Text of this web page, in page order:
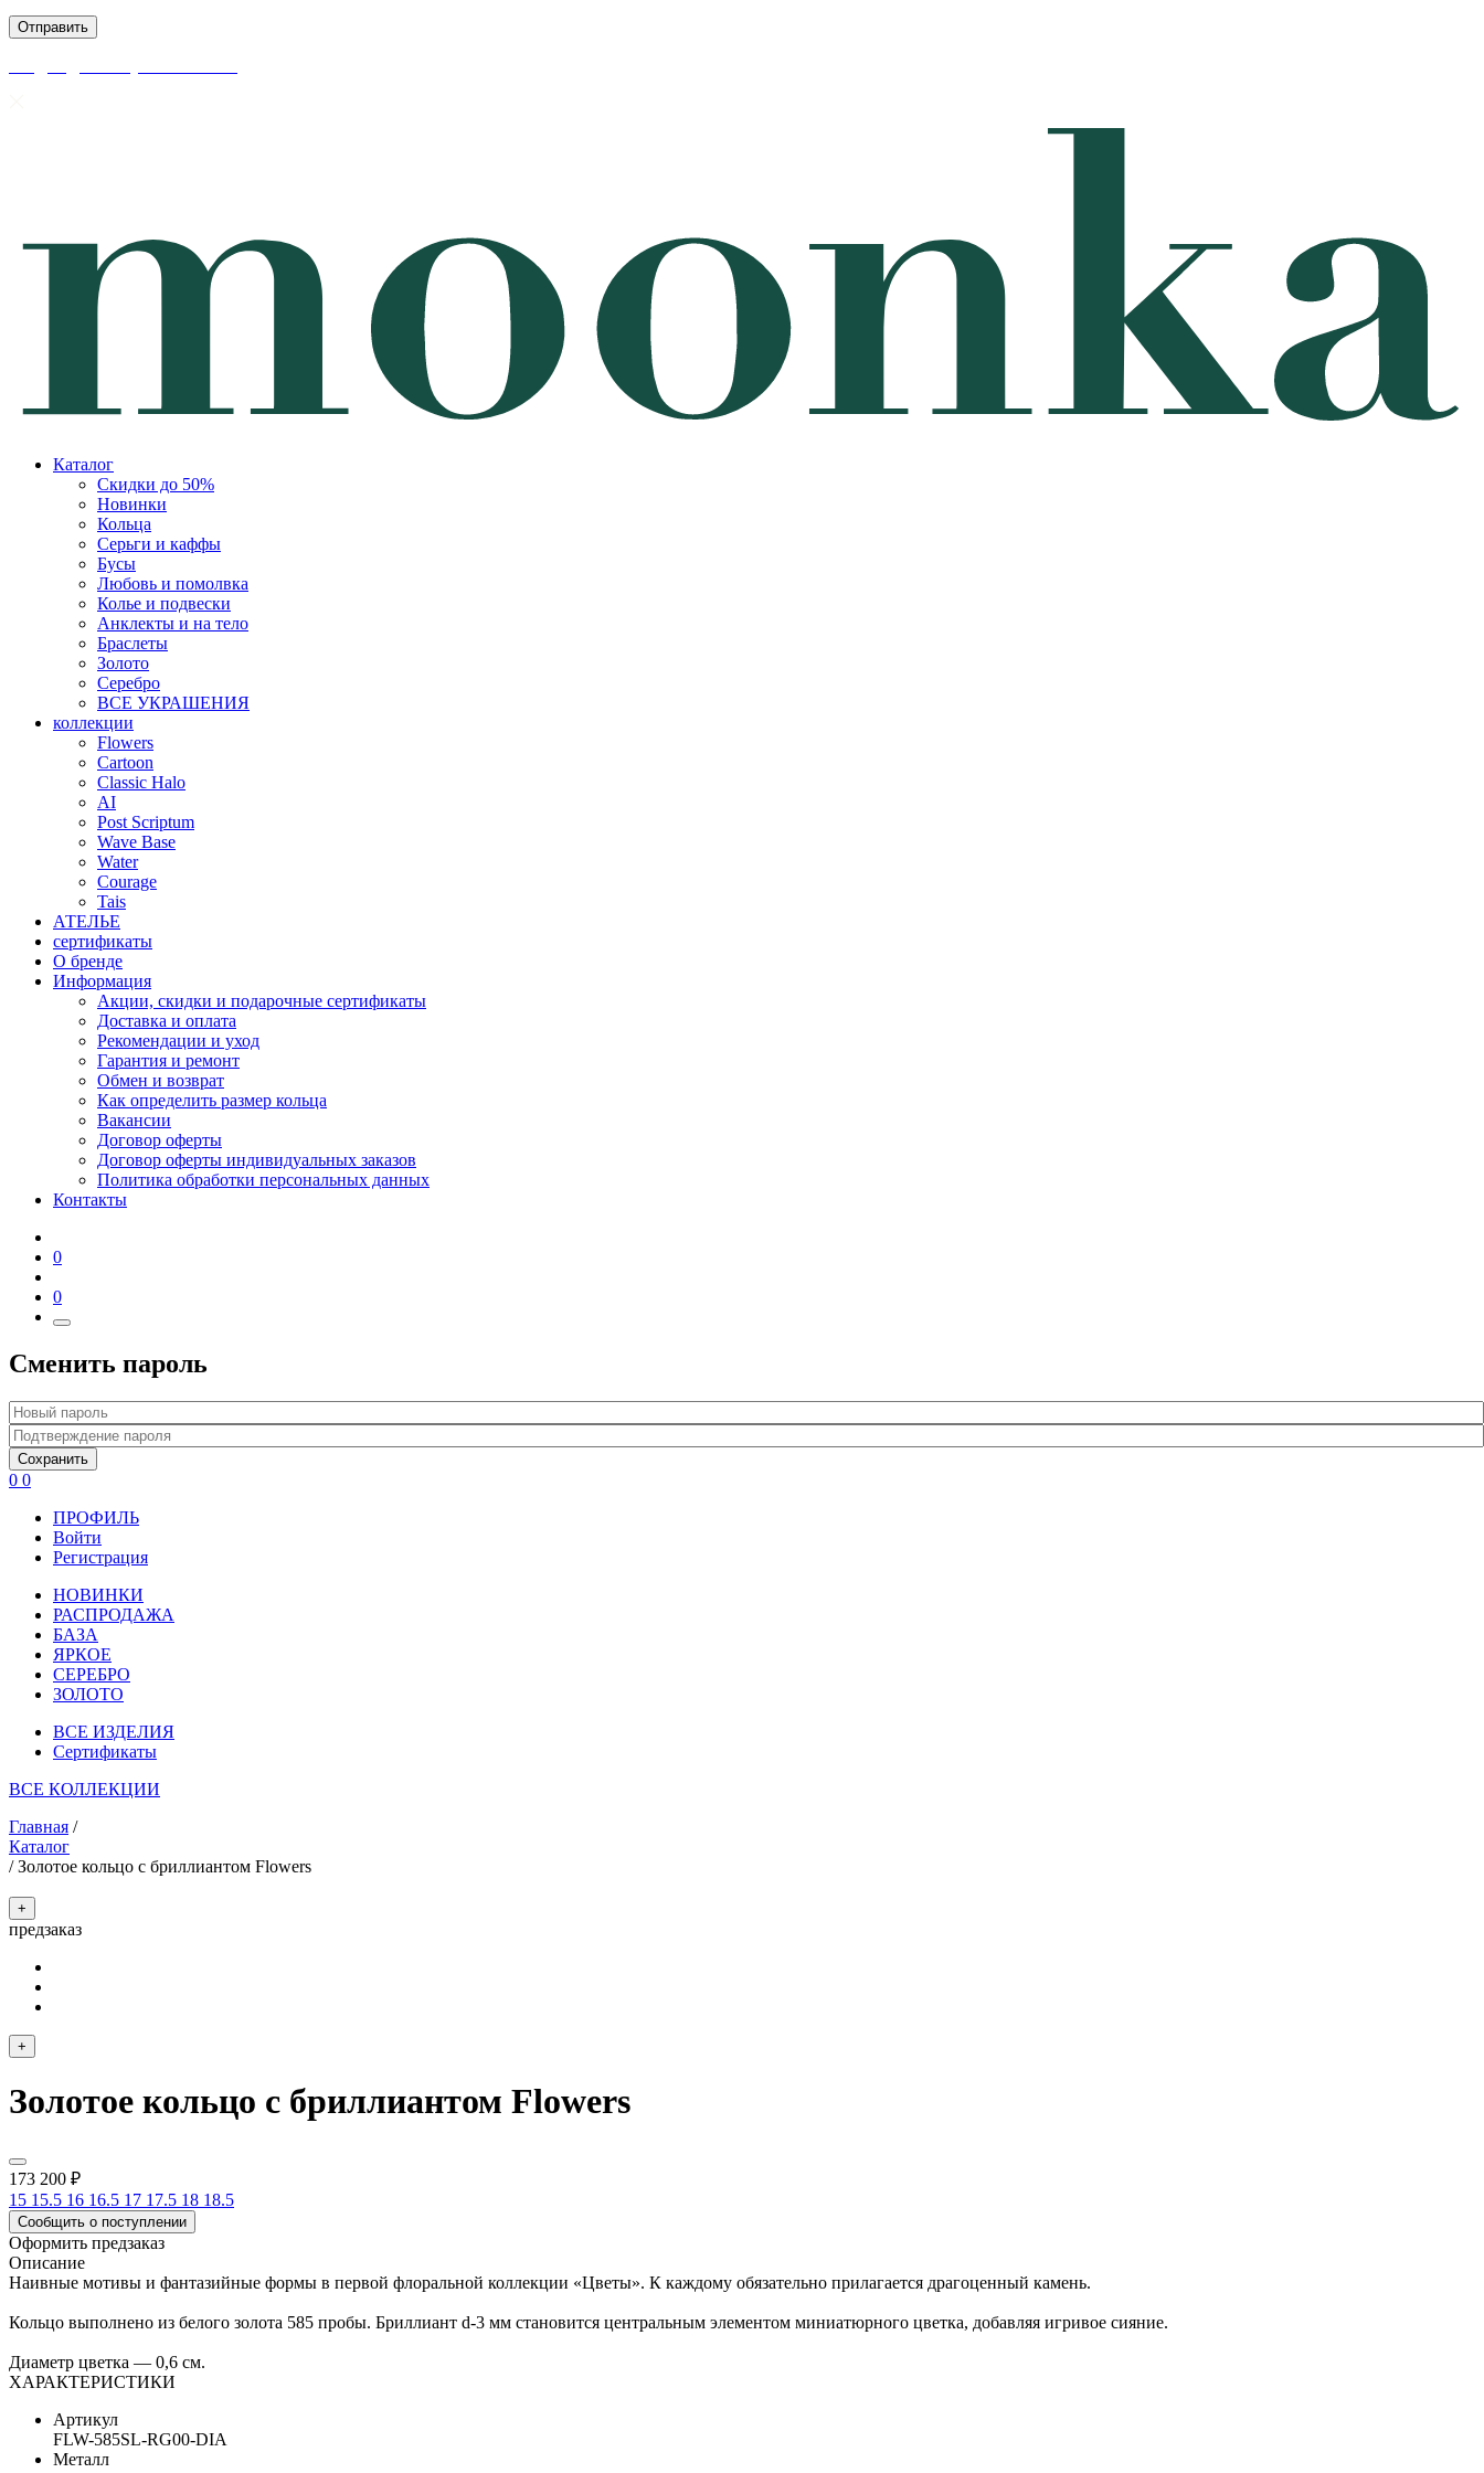
Каталог
Скидки до 50%
Новинки
Кольца
Серьги и каффы
Бусы
Любовь и помолвка
Колье и подвески
Анклекты и на тело
Браслеты
Золото
Серебро
ВСЕ УКРАШЕНИЯ
коллекции
Flowers
Cartoon
Classic Halo
AI
Post Scriptum
Wave Base
Water
Courage
Tais
АТЕЛЬЕ
сертификаты
О бренде
Информация
Акции, скидки и подарочные сертификаты
Доставка и оплата
Рекомендации и уход
Гарантия и ремонт
Обмен и возврат
Как определить размер кольца
Вакансии
Договор оферты
Договор оферты индивидуальных заказов
Политика обработки персональных данных
Контакты
0
0
Сменить пароль
Сохранить
0 0
ПРОФИЛЬ
Войти
Регистрация
НОВИНКИ
РАСПРОДАЖА
БАЗА
ЯРКОЕ
СЕРЕБРО
ЗОЛОТО
ВСЕ ИЗДЕЛИЯ
Сертификаты
ВСЕ КОЛЛЕКЦИИ
Главная /
Каталог
/Золотое кольцо с бриллиантом Flowers
+
предзаказ
+
Золотое кольцо с бриллиантом Flowers
173 200 ₽
15 15.5 16 16.5 17 17.5 18 18.5
Сообщить о поступлении
Оформить предзаказ
Описание
Наивные мотивы и фантазийные формы в первой флоральной коллекции «Цветы». К каждому обязательно прилагается драгоценный камень.
Кольцо выполнено из белого золота 585 пробы. Бриллиант d-3 мм становится центральным элементом миниатюрного цветка, добавляя игривое сияние.
Диаметр цветка — 0,6 см.
ХАРАКТЕРИСТИКИ
Артикул
FLW-585SL-RG00-DIA
Металл